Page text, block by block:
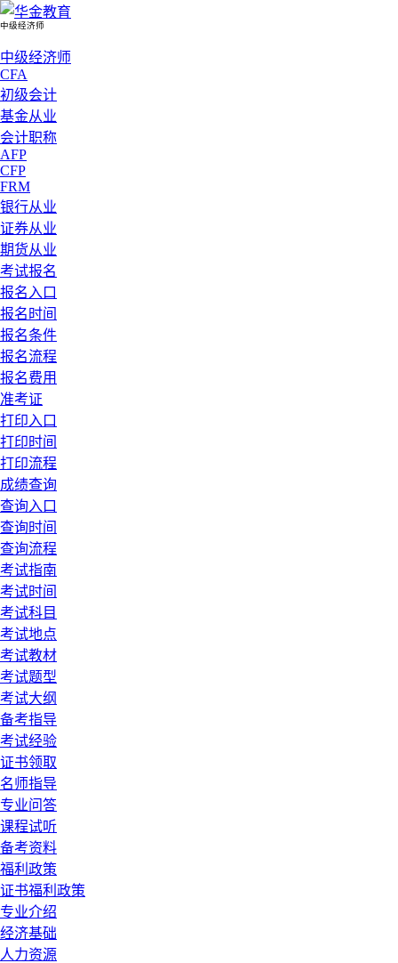
中级经济师
中级经济师
CFA
初级会计
基金从业
会计职称
AFP
CFP
FRM
银行从业
证券从业
期货从业
考试报名
报名入口
报名时间
报名条件
报名流程
报名费用
准考证
打印入口
打印时间
打印流程
成绩查询
查询入口
查询时间
查询流程
考试指南
考试时间
考试科目
考试地点
考试教材
考试题型
考试大纲
备考指导
考试经验
证书领取
名师指导
专业问答
课程试听
备考资料
福利政策
证书福利政策
专业介绍
经济基础
人力资源